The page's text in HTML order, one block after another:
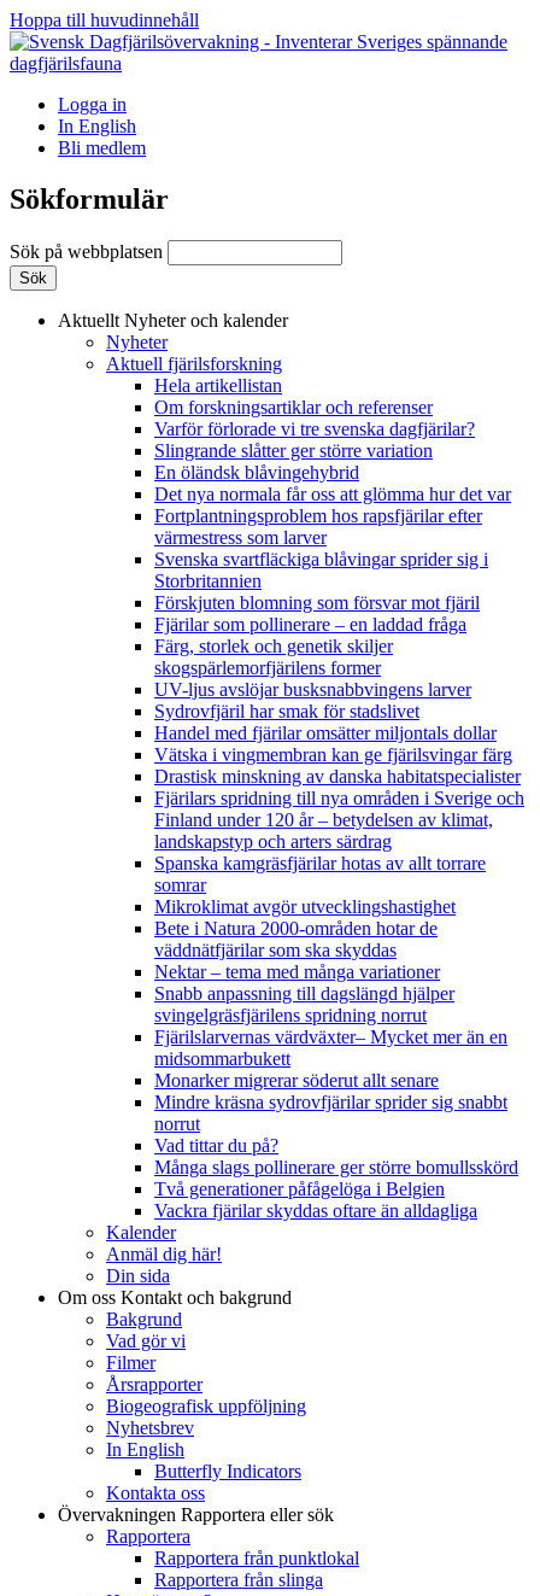
Hoppa till huvudinnehåll
Logga in
In English
Bli medlem
Sökformulär
Sök på webbplatsen
Aktuellt Nyheter och kalender
Nyheter
Aktuell fjärilsforskning
Hela artikellistan
Om forskningsartiklar och referenser
Varför förlorade vi tre svenska dagfjärilar?
Slingrande slåtter ger större variation
En öländsk blåvingehybrid
Det nya normala får oss att glömma hur det var
Fortplantningsproblem hos rapsfjärilar efter
värmestress som larver
Svenska svartfläckiga blåvingar sprider sig i
Storbritannien
Förskjuten blomning som försvar mot fjäril
Fjärilar som pollinerare – en laddad fråga
Färg, storlek och genetik skiljer
skogspärlemorfjärilens former
UV-ljus avslöjar busksnabbvingens larver
Sydrovfjäril har smak för stadslivet
Handel med fjärilar omsätter miljontals dollar
Vätska i vingmembran kan ge fjärilsvingar färg
Drastisk minskning av danska habitatspecialister
Fjärilars spridning till nya områden i Sverige och
Finland under 120 år– betydelsen av klimat,
landskapstyp och arters särdrag
Spanska kamgräsfjärilar hotas av allt torrare
somrar
Mikroklimat avgör utvecklingshastighet
Bete i Natura 2000-områden hotar de
väddnätfjärilar som ska skyddas
Nektar – tema med många variationer
Snabb anpassning till dagslängd hjälper
svingelgräsfjärilens spridning norrut
Fjärilslarvernas värdväxter– Mycket mer än en
midsommarbukett
Monarker migrerar söderut allt senare
Mindre kräsna sydrovfjärilar sprider sig snabbt
norrut
Vad tittar du på?
Många slags pollinerare ger större bomullsskörd
Två generationer påfågelöga i Belgien
Vackra fjärilar skyddas oftare än alldagliga
Kalender
Anmäl dig här!
Din sida
Om oss Kontakt och bakgrund
Bakgrund
Vad gör vi
Filmer
Årsrapporter
Biogeografisk uppföljning
Nyhetsbrev
In English
Butterfly Indicators
Kontakta oss
Övervakningen Rapportera eller sök
Rapportera
Rapportera från punktlokal
Rapportera från slinga